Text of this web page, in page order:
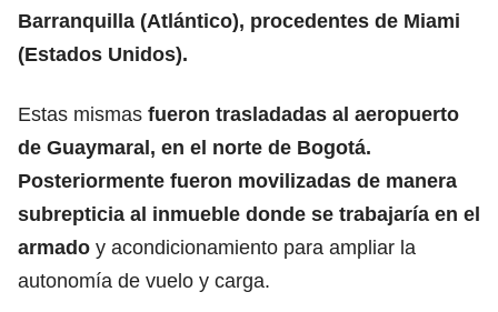
Barranquilla (Atlántico), procedentes de Miami
(Estados Unidos).
Estas mismas fueron trasladadas al aeropuerto
de Guaymaral, en el norte de Bogotá.
Posteriormente fueron movilizadas de manera
subrepticia al inmueble donde se trabajaría en el
armado y acondicionamiento para ampliar la
autonomía de vuelo y carga.